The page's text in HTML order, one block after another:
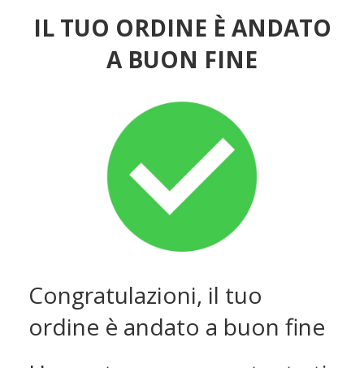
IL TUO ORDINE È ANDATO
A BUON FINE
Congratulazioni, il tuo
ordine è andato a buon fine